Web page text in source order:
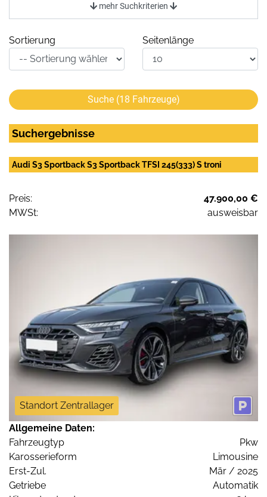
mehr Suchkriterien
Sortierung Seitenlänge
Suche (18 Fahrzeuge)
Suchergebnisse
Audi S3 Sportback S3 Sportback TFSI 245(333) S troni
Preis:
47.900,00 €
MWSt:
ausweisbar
Standort Zentrallager
Allgemeine Daten:
Fahrzeugtyp
Pkw
Karosserieform
Limousine
Erst-Zul.
Mär / 2025
Getriebe
Automatik